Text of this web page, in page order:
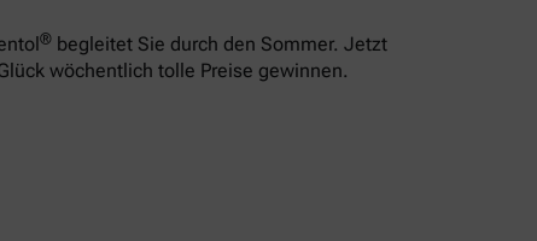
® begleitet Sie durch den Sommer. Jetzt
wöchentlich tolle Preise gewinnen.